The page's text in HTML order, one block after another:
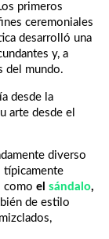
primeros
ceremoniales
desarrolló una
y, a
del mundo.
desde la
arte desde el
diverso
típicamente
como el sándalo,
de estilo